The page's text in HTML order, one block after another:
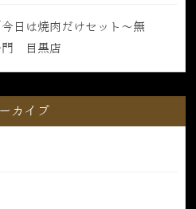
日は焼肉だけセット〜無
門 目黒店
カイブ